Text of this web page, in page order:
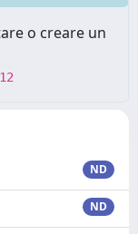
o creare un
ND
ND